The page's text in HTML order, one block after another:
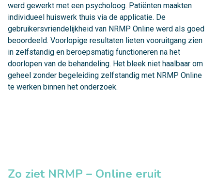
werd gewerkt met een psycholoog. Patiënten maakten
individueel huiswerk thuis via de applicatie. De
gebruikersvriendelijkheid van NRMP Online werd als goed
beoordeeld. Voorlopige resultaten lieten vooruitgang zien
in zelfstandig en beroepsmatig functioneren na het
doorlopen van de behandeling. Het bleek niet haalbaar om
geheel zonder begeleiding zelfstandig met NRMP Online
te werken binnen het onderzoek.
Zo ziet NRMP – Online eruit